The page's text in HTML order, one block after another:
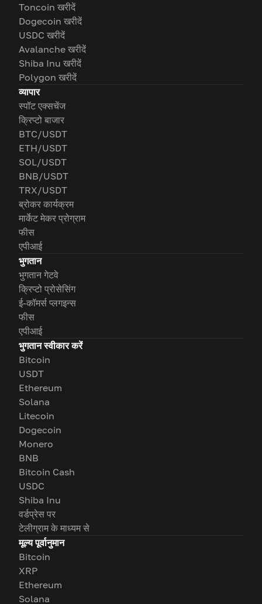
Toncoin खरीदें
Dogecoin खरीदें
USDC खरीदें
Avalanche खरीदें
Shiba Inu खरीदें
Polygon खरीदें
व्यापार
स्पॉट एक्सचेंज
क्रिप्टो बाजार
BTC/USDT
ETH/USDT
SOL/USDT
BNB/USDT
TRX/USDT
ब्रोकर कार्यक्रम
मार्केट मेकर प्रोग्राम
फीस
एपीआई
भुगतान
भुगतान गेटवे
क्रिप्टो प्रोसेसिंग
ई-कॉमर्स प्लगइन्स
फीस
एपीआई
भुगतान स्वीकार करें
Bitcoin
USDT
Ethereum
Solana
Litecoin
Dogecoin
Monero
BNB
Bitcoin Cash
USDC
Shiba Inu
वर्डप्रेस पर
टेलीग्राम के माध्यम से
मूल्य पूर्वानुमान
Bitcoin
XRP
Ethereum
Solana